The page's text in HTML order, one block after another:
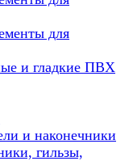
для
и гладкие ПВХ
и наконечники
гильзы,